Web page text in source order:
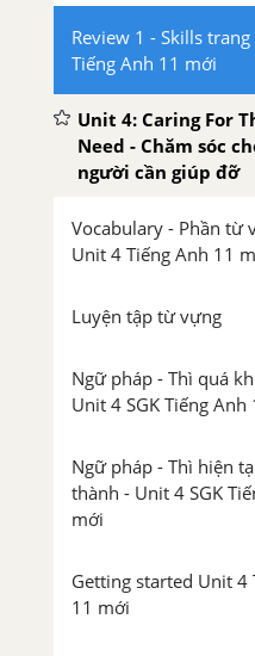
Review 1 - Skills trang
Tiếng Anh 11 mới
Unit 4: Caring For
Need - Chăm sóc
người cần giúp đỡ
Vocabulary - Phần từ
Unit 4 Tiếng Anh 11
Luyện tập từ vựng
Ngữ pháp - Thì quá
Unit 4 SGK Tiếng Anh
Ngữ pháp - Thì hiện
thành - Unit 4 SGK
mới
Getting started Unit 4
11 mới